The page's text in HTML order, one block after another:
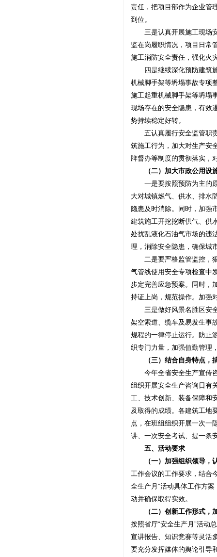
责任，把项目部作为企业管
到位。
三是认真开展施工现场安
监在岗履职情况，项目日常
施工消防安全责任，强化火
四是继续深化预防建筑施
机械脚手架等坍塌事故专项
施工起重机械脚手架等坍塌
现场存在的安全隐患，有效
势持续稳定好转。
五认真履行安全监管职责
筑施工行为，加大对生产安
牌督办等制度的贯彻落实，
（二）加大市政公用设施
一是要按照预防为主的原
大对城镇燃气、供水、排水
隐患及时消除。同时，加强
建筑施工开挖挖断供气、供
处扰乱液化石油气市场的违
理，消除安全隐患，确保城
二是要严格监管监控，狠
气管线使用安全专项检查中
步定完善应急预案。同时，
持证上岗，规范操作。加强
三是做好风景名胜区安全
架空索道、缆车及易发生事
规程的一律停止运行。防止
织专门力量，加强值勤管理
（三）结合自身特点，搞
今年全省安全生产宣传咨
组织开展安全生产咨询日有
工、技术创新、装备保障和
及取得的成绩。各建筑工地
点，在班组组织开展一次一
讲、一次安全考试、提一条
五、活动要求
（一）加强组织领导，
工作会议的工作要求，结合
全生产月”活动具体工作方
动并确保取得实效。
（二）创新工作形式，
按照省厅“安全生产月”活动
宣讲报告、知识竞赛等灵活
要充分发挥媒体的舆论引导